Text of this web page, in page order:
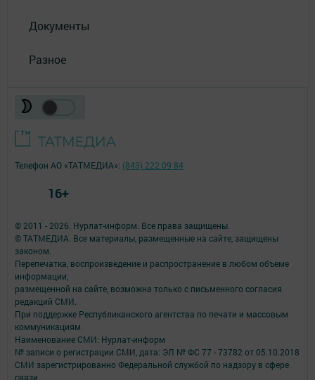
Документы
Разное
© 2011 - 2026. Нурлат-⁠информ. Все права защищены.
© ТАТМЕДИА. Все материалы, размещенные на сайте, защищены
законом.
Перепечатка, воспроизведение и распространение в любом объеме
информации,
размещенной на сайте, возможна только с письменного согласия
редакций СМИ.
При поддержке Республиканского агентства по печати и массовым
коммуникациям.
Наименование СМИ: Нурлат-⁠информ
№ записи о регистрации СМИ, дата: ЭЛ № ФС 77 -⁠ 73782 от 05.10.2018
СМИ зарегистрированно Федеральной службой по надзору в сфере
связи,
Телефон АО «ТАТМЕДИА»: (843) 222 09 84
16+